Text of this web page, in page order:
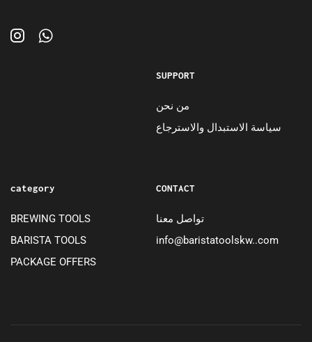
SUPPORT
من نحن
سياسة الاستبدال والاسترجاع
category
BREWING TOOLS
BARISTA TOOLS
PACKAGE OFFERS
CONTACT
تواصل معنا
info@baristatoolskw..com